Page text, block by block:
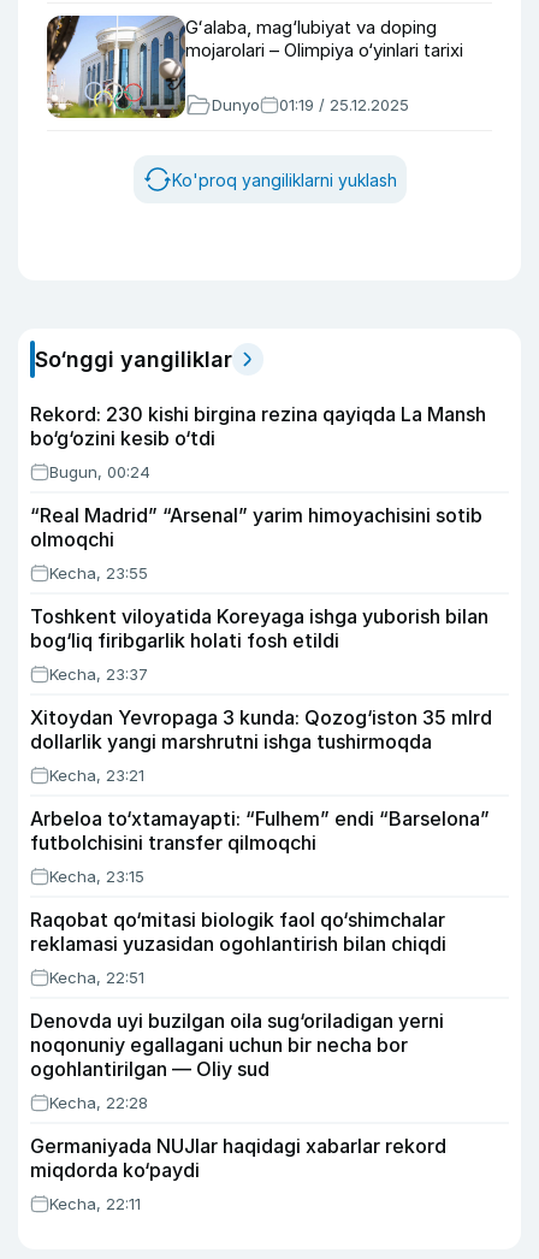
Gʻalaba, mag‘lubiyat va doping
mojarolari – Olimpiya o‘yinlari tarixi
Dunyo 01:19 / 25.12.2025
Ko'proq yangiliklarni yuklash
So‘nggi yangiliklar
Rekord: 230 kishi birgina rezina qayiqda La Mansh
bo‘g‘ozini kesib o‘tdi
Bugun, 00:24
“Real Madrid” “Arsenal” yarim himoyachisini sotib
olmoqchi
Kecha, 23:55
Toshkent viloyatida Koreyaga ishga yuborish bilan
bog‘liq firibgarlik holati fosh etildi
Kecha, 23:37
Xitoydan Yevropaga 3 kunda: Qozog‘iston 35 mlrd
dollarlik yangi marshrutni ishga tushirmoqda
Kecha, 23:21
Arbeloa to‘xtamayapti: “Fulhem” endi “Barselona”
futbolchisini transfer qilmoqchi
Kecha, 23:15
Raqobat qo‘mitasi biologik faol qo‘shimchalar
reklamasi yuzasidan ogohlantirish bilan chiqdi
Kecha, 22:51
Denovda uyi buzilgan oila sug‘oriladigan yerni
noqonuniy egallagani uchun bir necha bor
ogohlantirilgan — Oliy sud
Kecha, 22:28
Germaniyada NUJlar haqidagi xabarlar rekord
miqdorda ko‘paydi
Kecha, 22:11